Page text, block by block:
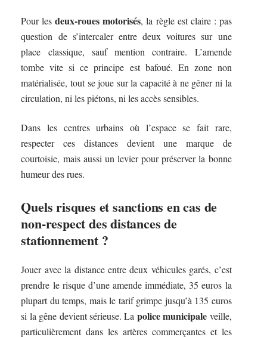
Pour lesdeux-roues motorisés, la règle est claire : pas
question de s’intercaler entre deux voitures sur une
place classique, sauf mention contraire. L’amende
tombe vite si ce principe est bafoué. En zone non
matérialisée, tout se joue sur la capacité à ne gêner ni la
circulation, ni les piétons, ni les accès sensibles.
Dans les centres urbains où l’espace se fait rare,
respecter ces distances devient une marque de
courtoisie, mais aussi un levier pour préserver la bonne
humeur des rues.
Quels risques et sanctions en cas de
non-respect des distances de
stationnement ?
Jouer avec la distance entre deux véhicules garés, c’est
prendre le risque d’une amende immédiate, 35 euros la
plupart du temps, mais le tarif grimpe jusqu’à 135 euros
si la gêne devient sérieuse. La police municipale veille,
particulièrement dans les artères commerçantes et les